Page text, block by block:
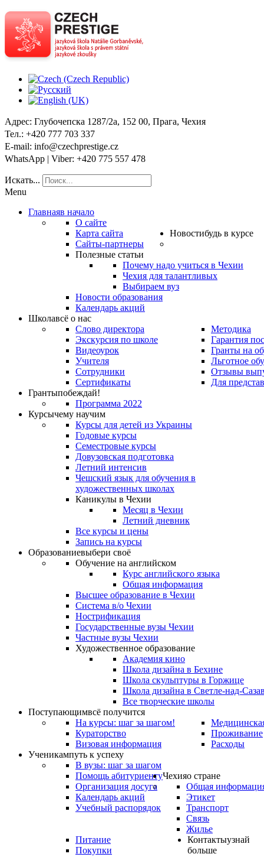
Адрес: Глубочепска 1287/2a, 152 00, Прага, Чехия
Тел.: +420 777 703 337
E-mail: info@czechprestige.cz
WhatsApp | Viber: +420 775 557 478
Искать...
Menu
Главнаяв начало
О сайте
Карта сайта
Сайты-партнеры
Новостибудь в курсе
Полезные статьи
Почему надо учиться в Чехии
Чехия для талантливых
Выбираем вуз
Новости образования
Календарь акций
Школавсё о нас
Слово директора
Экскурсия по школе
Видеоурок
Учителя
Сотрудники
Сертификаты
Методика
Гарантия
Гранты на
Льготное
Отзывы
Для
Грантыпобеждай!
Программа 2022
Курсычему научим
Курсы для детей из Украины
Годовые курсы
Семестровые курсы
Довузовская подготовка
Летний интенсив
Чешский язык для обучения в
художественных школах
Каникулы в Чехии
Месяц в Чехии
Летний дневник
Все курсы и цены
Запись на курсы
Образованиевыбери своё
Обучение на английском
Курс английского языка
Общая информация
Высшее образование в Чехии
Система в/о Чехии
Нострификация
Государственные вузы Чехии
Частные вузы Чехии
Художественное образование
Академия кино
Школа дизайна в Бехине
Школа скульптуры в Горжице
Школа дизайна в Светле-над-
Все творческие школы
Поступающимвсё получится
На курсы: шаг за шагом!
Кураторство
Визовая информация
Проживание
Расходы
Ученикампуть к успеху
В вузы: шаг за шагом
Помощь абитуриенту
Организация досуга
Календарь акций
Учебный распорядок
Чехияо стране
Общая
Этикет
Транспорт
Связь
Жилье
Питание
Покупки
Контактыузнай
больше